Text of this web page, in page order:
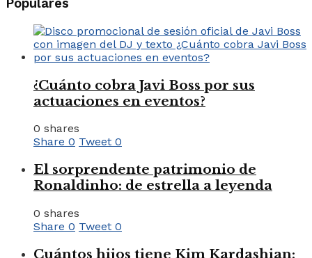
Populares
¿Cuánto cobra Javi Boss por sus
actuaciones en eventos?
0 shares
Share 0 Tweet 0
El sorprendente patrimonio de
Ronaldinho: de estrella a leyenda
0 shares
Share 0 Tweet 0
Cuántos hijos tiene Kim Kardashian: